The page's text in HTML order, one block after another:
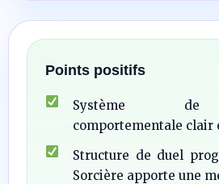
Points positifs
Système de
comportementale clair
Structure de duel
Sorcière apporte une